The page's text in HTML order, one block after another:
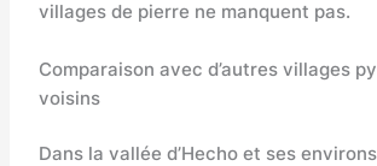
villages de pierre ne manquent pas.
Comparaison avec d’autres villages
voisins
Dans la vallée d’Hecho et ses